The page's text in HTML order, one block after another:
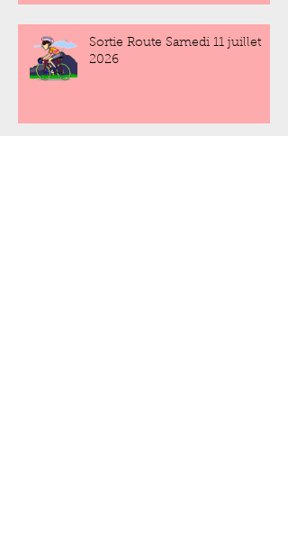
Sortie Route Samedi 11 juillet
2026